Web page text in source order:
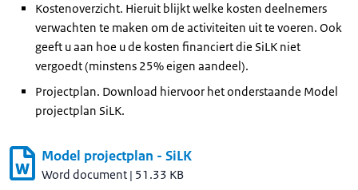
Kostenoverzicht. Hieruit blijkt welke kosten deelnemers
verwachten te maken om de activiteiten uit te voeren. Ook
geeft u aan hoe u de kosten financiert die SiLK niet
vergoedt (minstens 25% eigen aandeel).
Projectplan. Download hiervoor het onderstaande Model
projectplan SiLK.
Model projectplan - SiLK
Word document | 51.33 KB